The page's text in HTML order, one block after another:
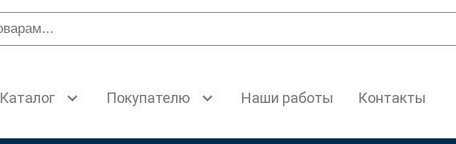
Каталог Покупателю Наши работы Контакты